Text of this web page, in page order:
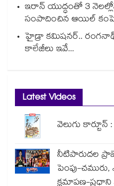
ఇరాన్ యుద్ధంతో 3
సంపాదించిన ఆయిల్
హైడ్రా కమిషనర్..
కాలేజీలు ఇవే...
Latest Videos
వెలుగు
నీటిపారుదల
పెంపు-చమురు,